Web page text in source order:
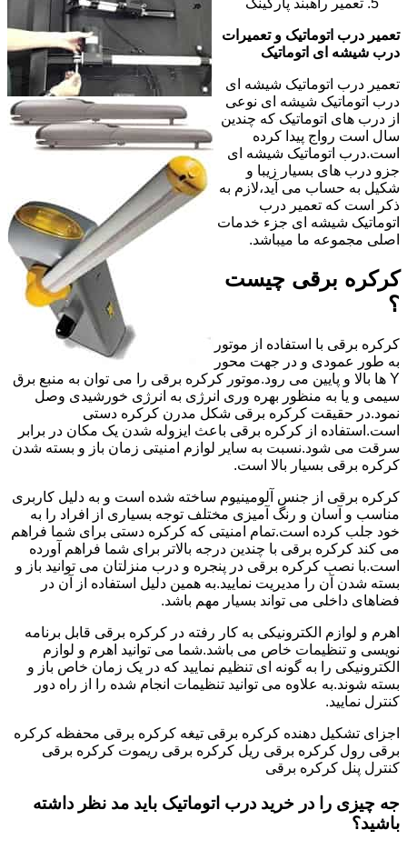
تعمیر راهبند پارکینگ
تعمیر درب اتوماتیک و تعمیرات
درب شیشه ای اتوماتیک
تعمیر درب اتوماتیک شیشه ای
درب اتوماتیک شیشه ای نوعی
از درب های اتوماتیک که چندین
سال است رواج پیدا کرده
است.درب اتوماتیک شیشه ای
جزو درب های بسیار زیبا و
شکیل به حساب می آید،لازم به
ذکر است که تعمیر درب
اتوماتیک شیشه ای جزء خدمات
اصلی مجموعه ما میباشد.
کرکره برقی چیست
؟
کرکره برقی با استفاده از موتور
به طور عمودی و در جهت محور
Y ها بالا و پایین می رود.موتور کرکره برقی را می توان به منبع برق
سیمی و یا به منظور بهره وری انرژی به انرژی خورشیدی وصل
نمود.در حقیقت کرکره برقی شکل مدرن کرکره دستی
است.استفاده از کرکره برقی باعث ایزوله شدن یک مکان در برابر
سرقت می شود.نسبت به سایر لوازم امنیتی زمان باز و بسته شدن
کرکره برقی بسیار بالا است.
کرکره برقی از جنس آلومینیوم ساخته شده است و به دلیل کاربری
مناسب و آسان و رنگ آمیزی مختلف توجه بسیاری از افراد را به
خود جلب کرده است.تمام امنیتی که کرکره دستی برای شما فراهم
می کند کرکره برقی با چندین درجه بالاتر برای شما فراهم آورده
است.با نصب کرکره برقی در پنجره و درب منزلتان می توانید باز و
بسته شدن آن را مدیریت نمایید.به همین دلیل استفاده از آن در
فضاهای داخلی می تواند بسیار مهم باشد.
اهرم و لوازم الکترونیکی به کار رفته در کرکره برقی قابل برنامه
نویسی و تنظیمات خاص می باشد.شما می توانید اهرم و لوازم
الکترونیکی را به گونه ای تنظیم نمایید که در یک زمان خاص باز و
بسته شوند.به علاوه می توانید تنظیمات انجام شده را از راه دور
کنترل نمایید.
اجزای تشکیل دهنده کرکره برقی تیغه کرکره برقی محفظه کرکره
برقی رول کرکره برقی ریل کرکره برقی ریموت کرکره برقی
کنترل پنل کرکره برقی
جه چیزی را در خرید درب اتوماتیک باید مد نظر داشته
باشید؟